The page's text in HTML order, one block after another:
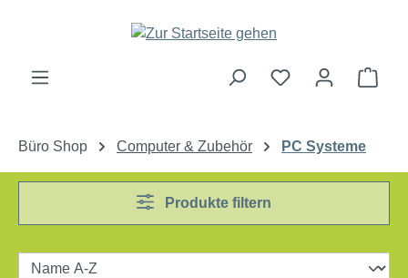
Zum Hauptinhalt springen
Büro Shop Computer & Zubehör PC Systeme
Produkte filtern